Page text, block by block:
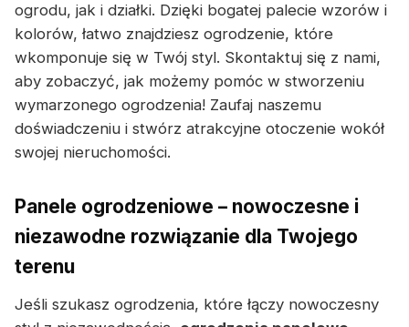
ogrodu, jak i działki. Dzięki bogatej palecie wzorów i
kolorów, łatwo znajdziesz ogrodzenie, które
wkomponuje się w Twój styl. Skontaktuj się z nami,
aby zobaczyć, jak możemy pomóc w stworzeniu
wymarzonego ogrodzenia! Zaufaj naszemu
doświadczeniu i stwórz atrakcyjne otoczenie wokół
swojej nieruchomości.
Panele ogrodzeniowe – nowoczesne i
niezawodne rozwiązanie dla Twojego
terenu
Jeśli szukasz ogrodzenia, które łączy nowoczesny